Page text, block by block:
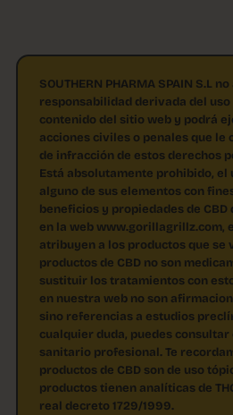
SOUTHERN PHARMA SPAIN S.L
responsabilidad derivada del
contenido del sitio web y podrá
acciones civiles o penales que le
de infracción de estos derechos
Está absolutamente prohibido, el
alguno de sus elementos con
beneficios y propiedades de
en la web www.gorillagrillz.com,
atribuyen a los productos que se
productos de CBD no son
sustituir los tratamientos con
en nuestra web no son
sino referencias a estudios
cualquier duda, puedes
sanitario profesional. Te
productos de CBD son de uso
productos tienen analíticas de
real decreto 1729/1999.